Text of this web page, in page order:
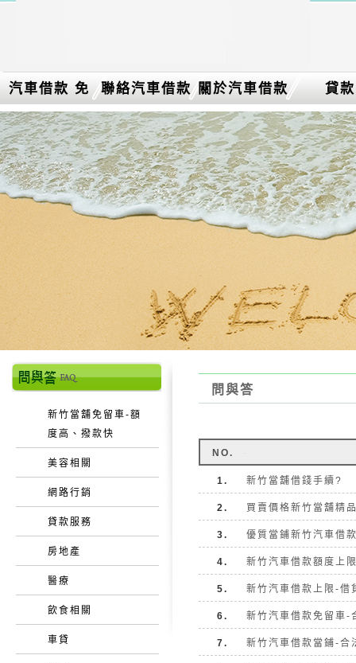
汽車借款 免
留車介紹
聯絡汽車借款 關於汽車借款 貸款
新竹當舖免留車-額
度高、撥款快
美容相關
網路行銷
貸款服務
房地產
醫療
飲食相關
車貸
問與答
NO.
1. 新竹當舖借錢手續?
2. 買賣價格新竹當舖精
3. 優質當鋪新竹汽車借
4. 新竹汽車借款額度上
5. 新竹汽車借款上限-借
6. 新竹汽車借款免留車-
7. 新竹汽車借款當鋪-合